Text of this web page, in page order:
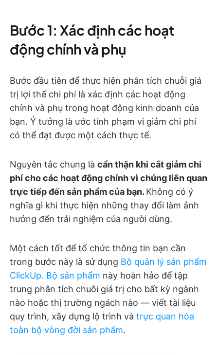
Bước 1: Xác định các hoạt
động chính và phụ
Bước đầu tiên để thực hiện phân tích chuỗi giá
trị lợi thế chi phí là xác định các hoạt động
chính và phụ trong hoạt động kinh doanh của
bạn. Ý tưởng là ước tính phạm vi giảm chi phí
có thể đạt được một cách thực tế.
Nguyên tắc chung là cẩn thận khi cắt giảm chi
phí cho các hoạt động chính vì chúng liên quan
trực tiếp đến sản phẩm của bạn. Không có ý
nghĩa gì khi thực hiện những thay đổi làm ảnh
hưởng đến trải nghiệm của người dùng.
Một cách tốt để tổ chức thông tin bạn cần
trong bước này là sử dụng Bộ quản lý sản phẩm
ClickUp. Bộ sản phẩm này hoàn hảo để tập
trung phân tích chuỗi giá trị cho bất kỳ ngành
nào hoặc thị trường ngách nào — viết tài liệu
quy trình, xây dựng lộ trình và trực quan hóa
toàn bộ vòng đời sản phẩm.